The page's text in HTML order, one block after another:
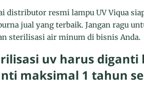
distributor resmi lampu UV Viqua
jual yang terbaik. Jangan ragu
sterilisasi air minum di bisnis Anda.
uv harus diganti
maksimal 1 tahun